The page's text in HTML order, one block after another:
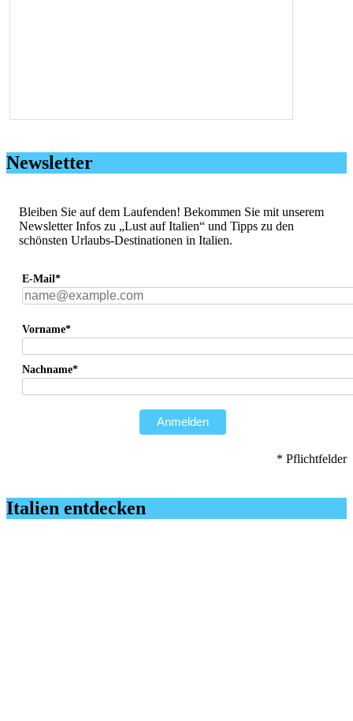
Newsletter
Bleiben Sie auf dem Laufenden! Bekommen Sie mit unserem
Newsletter Infos zu „Lust auf Italien“ und Tipps zu den
schönsten Urlaubs-Destinationen in Italien.
E-Mail*
Vorname*
Nachname*
Anmelden
* Pflichtfelder
Italien entdecken